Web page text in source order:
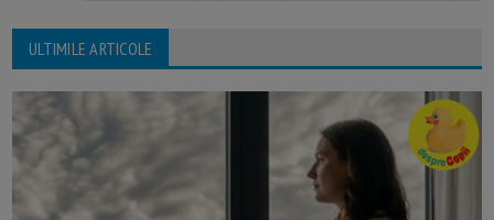
ULTIMILE ARTICOLE